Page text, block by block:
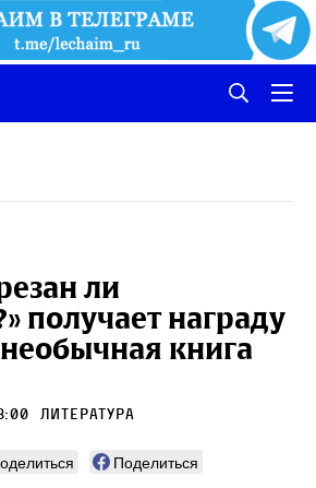
ли
получает награду
книга
литература
Поделиться